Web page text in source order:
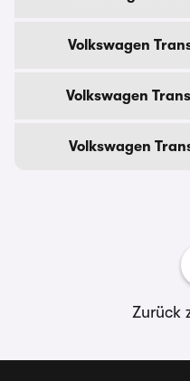
Volkswagen
Volkswagen
Volkswagen
Zurück